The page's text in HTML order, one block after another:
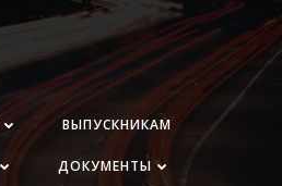
ВЫПУСКНИКАМ
ДОКУМЕНТЫ